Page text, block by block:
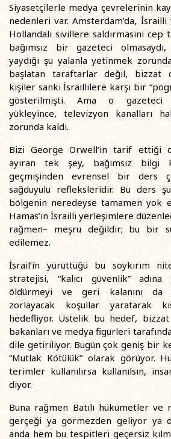
Siyasetçilerle medya çevrelerinin
nedenleri var. Amsterdam’da,
Hollandalı sivillere saldırmasını
bağımsız bir gazeteci olmasaydı,
yaydığı şu yalanla yetinmek zorunda
başlatan taraftarlar değil, bizzat
kişiler sanki İsraillilere karşı bir
gösterilmişti. Ama o gazeteci
yükleyince, televizyon kanalları
zorunda kaldı.
Bizi George Orwell’in tarif ettiği
ayıran tek şey, bağımsız bilgi
geçmişinden evrensel bir ders
sağduyulu refleksleridir. Bu ders
bölgenin neredeyse tamamen yok
Hamas’ın İsrailli yerleşimlere
rağmen– meşru değildir; bu bir
edilemez.
İsrail’in yürüttüğü bu soykırım
stratejisi, “kalıcı güvenlik”
öldürmeyi ve geri kalanını da
zorlayacak koşullar yaratarak
hedefliyor. Üstelik bu hedef,
bakanları ve medya figürleri
dile getiriliyor. Bugün çok geniş bir
“Mutlak Kötülük” olarak görüyor.
terimler kullanılırsa kullanılsın,
diyor.
Buna rağmen Batılı hükümetler ve
gerçeği ya görmezden geliyor ya
anda hem bu tespitleri geçersiz